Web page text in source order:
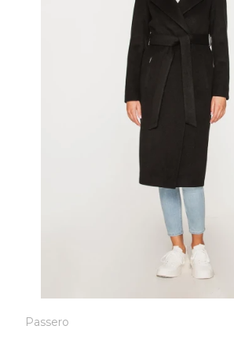
Passero